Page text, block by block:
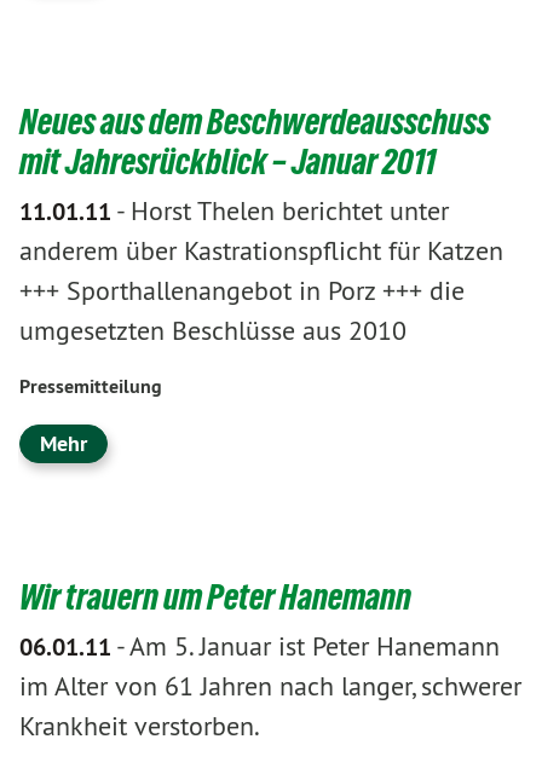
Neues aus dem Beschwerdeausschuss
mit Jahresrückblick – Januar 2011
11.01.11 - Horst Thelen berichtet unter
anderem über Kastrationspflicht für Katzen
+++ Sporthallenangebot in Porz +++ die
umgesetzten Beschlüsse aus 2010
Pressemitteilung
Mehr
Wir trauern um Peter Hanemann
06.01.11 -Am 5. Januar ist Peter Hanemann
im Alter von 61 Jahren nach langer, schwerer
Krankheit verstorben.